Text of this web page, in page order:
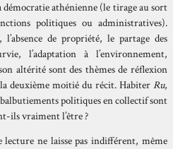
athénienne (le tirage au sort
politiques ou administratives).
l’absence de propriété, le partage des
l’adaptation à l’environnement,
altérité sont des thèmes de réflexion
deuxième moitié du récit. Habiter Ru,
politiques en collectif sont
ils vraiment l’être ?
lecture ne laisse pas indifférent, même